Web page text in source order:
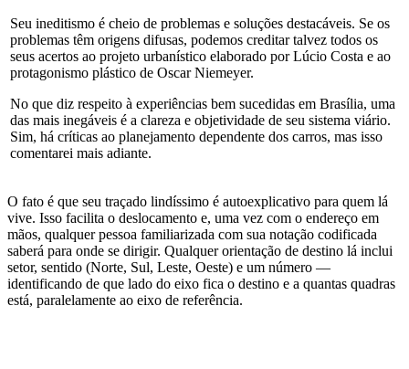
Seu ineditismo é cheio de problemas e soluções destacáveis. Se os
problemas têm origens difusas, podemos creditar talvez todos os
seus acertos ao projeto urbanístico elaborado por Lúcio Costa e ao
protagonismo plástico de Oscar Niemeyer.
No que diz respeito à experiências bem sucedidas em Brasília, uma
das mais inegáveis é a clareza e objetividade de seu sistema viário.
Sim, há críticas ao planejamento dependente dos carros, mas isso
comentarei mais adiante.
O fato é que seu traçado lindíssimo é autoexplicativo para quem lá
vive. Isso facilita o deslocamento e, uma vez com o endereço em
mãos, qualquer pessoa familiarizada com sua notação codificada
saberá para onde se dirigir. Qualquer orientação de destino lá inclui
setor, sentido (Norte, Sul, Leste, Oeste) e um número —
identificando de que lado do eixo fica o destino e a quantas quadras
está, paralelamente ao eixo de referência.